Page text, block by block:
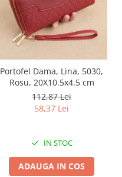
Portofel Dama, Lina, 5030,
Rosu, 20X10.5x4.5 cm
112,87 Lei
58,37 Lei
IN STOC
ADAUGA IN COS